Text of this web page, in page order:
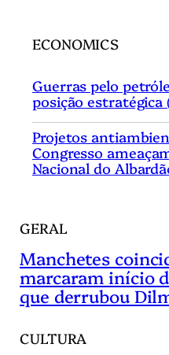
ECONOMICS
Guerras pelo
posição estratégica
Projetos
Congresso
Nacional do
GERAL
Manchetes
marcaram início
que derrubou
CULTURA